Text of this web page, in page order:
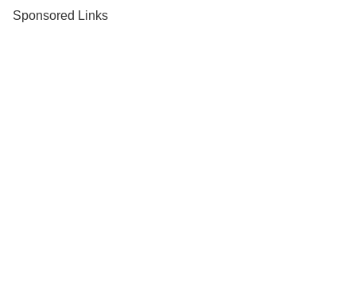
Sponsored Links